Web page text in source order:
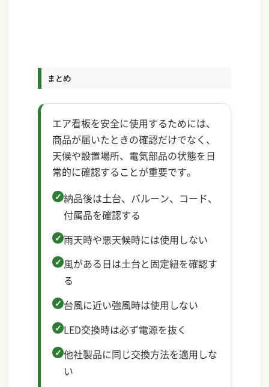
まとめ
エア看板を安全に使用するためには、
商品が届いたときの確認だけでなく、
天候や設置場所、電気部品の状態を日
常的に確認することが重要です。
納品後は土台、バルーン、コード、
付属品を確認する
雨天時や悪天候時には使用しない
風がある日は土台と固定紐を確認す
る
台風に近い強風時は使用しない
LED交換時は必ず電源を抜く
他社製品に同じ交換方法を適用しな
い